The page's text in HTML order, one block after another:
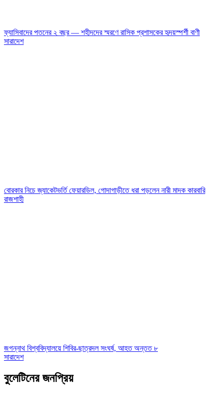
ফ্যাসিবাদের পতনের ২ বছর — শহীদদের স্মরণে রাসিক প্রশাসকের হৃদয়স্পর্শী বাণী
সারাদেশ
বোরকার নিচে জ্যাকেটভর্তি ফেয়ারডিল, গোদাগাড়ীতে ধরা পড়লেন নারী মাদক কারবারি
রাজশাহী
জগন্নাথ বিশ্ববিদ্যালয়ে শিবির-ছাত্রদল সংঘর্ষ, আহত অন্তত ৮
সারাদেশ
বুলেটিনের জনপ্রিয়